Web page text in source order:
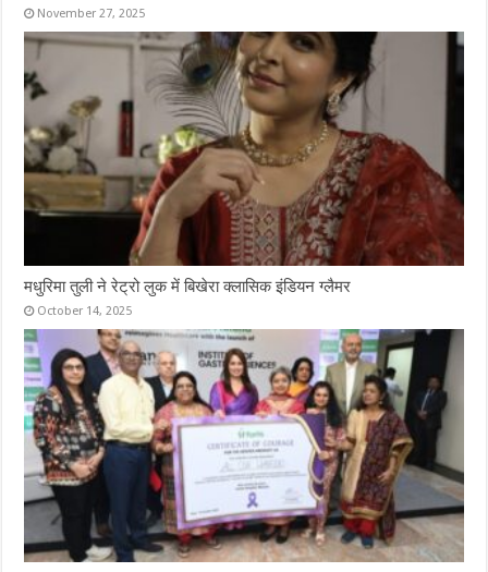
November 27, 2025
मधुरिमा तुली ने रेट्रो लुक में बिखेरा क्लासिक इंडियन ग्लैमर
October 14, 2025